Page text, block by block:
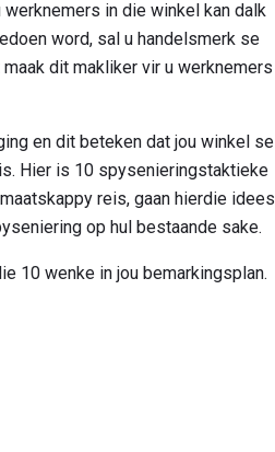
in die winkel kan dalk
word, sal u handelsmerk se
dit makliker vir u werknemers
en dit beteken dat jou winkel se
Hier is 10 spysenieringstaktieke
reis, gaan hierdie idees
op hul bestaande sake.
10 wenke in jou bemarkingsplan.